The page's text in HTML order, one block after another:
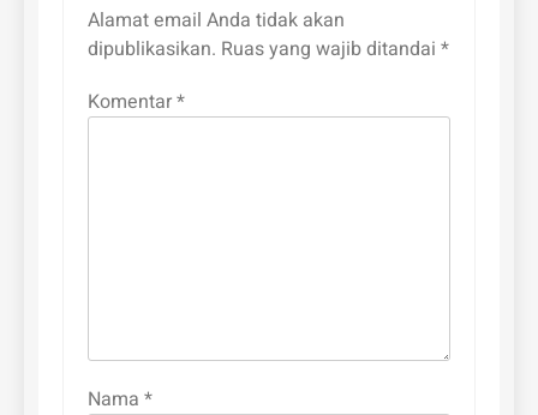
Alamat email Anda tidak akan
dipublikasikan. Ruas yang wajib ditandai *
Komentar*
Nama *